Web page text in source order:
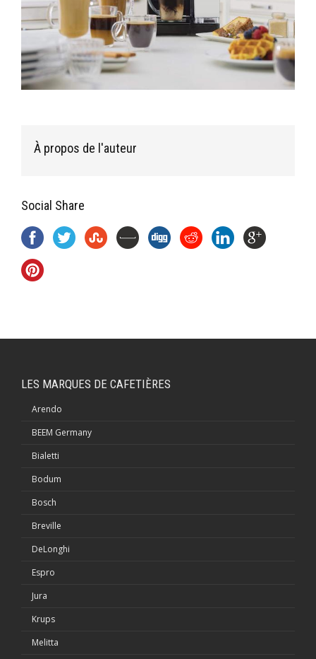
À propos de l'auteur
Social Share
LES MARQUES DE CAFETIÈRES
Arendo
BEEM Germany
Bialetti
Bodum
Bosch
Breville
DeLonghi
Espro
Jura
Krups
Melitta